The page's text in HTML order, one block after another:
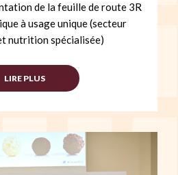
de la feuille de route 3R
à usage unique (secteur
nutrition spécialisée)
LIRE PLUS